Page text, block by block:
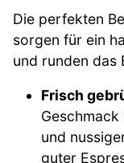
Die perfekten
sorgen für ein
und runden das
Frisch
und
guter